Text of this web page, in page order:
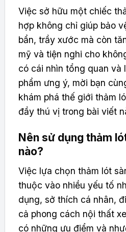
Việc sở hữu một chiếc
hợp không chỉ giúp bảo
bẩn, trầy xước mà còn
mỹ và tiện nghi cho
có cái nhìn tổng quan và
phẩm ưng ý, mời bạn
khám phá thế giới thảm
đầy thú vị trong bài viết
Nên sử dụng thảm
nào?
Việc lựa chọn thảm lót
thuộc vào nhiều yếu tố
dụng, sở thích cá nhân,
cả phong cách nội thất
có những ưu điểm và